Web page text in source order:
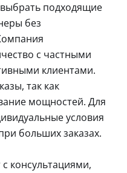
подходящие
без
с частными
клиентами.
так как
мощностей. Для
условия
больших заказах.
консультациями,